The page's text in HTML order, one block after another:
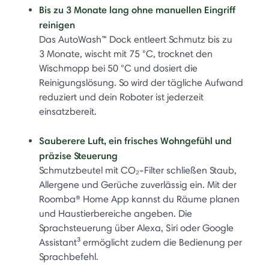
Bis zu 3 Monate lang ohne manuellen Eingriff
reinigen
Das AutoWash™ Dock entleert Schmutz bis zu
3 Monate, wischt mit 75 °C, trocknet den
Wischmopp bei 50 °C und dosiert die
Reinigungslösung. So wird der tägliche Aufwand
reduziert und dein Roboter ist jederzeit
einsatzbereit.
Sauberere Luft, ein frisches Wohngefühl und
präzise Steuerung
Schmutzbeutel mit CO₂-Filter schließen Staub,
Allergene und Gerüche zuverlässig ein. Mit der
Roomba® Home App kannst du Räume planen
und Haustierbereiche angeben. Die
Sprachsteuerung über Alexa, Siri oder Google
Assistant³ ermöglicht zudem die Bedienung per
Sprachbefehl.